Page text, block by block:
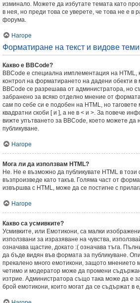
изминало. Можете да избутате темата като
в нея, но преди това се уверете, че това не е в
форума.
Нагоре
Форматиране на текст и видове теми
Какво е BBCode?
BBCode е специална имплементация на HTML,
контрол на форматирането на дадени обекти
BBCode се разрешава от администратора, но
забранено за всяко отделно мнение от
сам по себе си е подобен на HTML, но таговете
квадратни скоби [ и ], а не в < и >. За повече
вижте упътването за BBCode, което можете
публикуване.
Нагоре
Мога ли да използвам HTML?
Не. Не е възможно да публикувате HTML в
възпроизведе като такъв. Голяма част от
извършва с HTML, може да се постигне с
Нагоре
Какво са усмивките?
Усмивките, или Емотикони, са малки
използвани за изразяване на чувства,
означава щастие, докато :( означава тъга.
да бъде видян във формата за публикуване.
прекалено много емотикони, защото мнението
четимо и модератор може да промени
изтрие. Администратора също така може да е
брой емотикони, които могат да се съдържат в